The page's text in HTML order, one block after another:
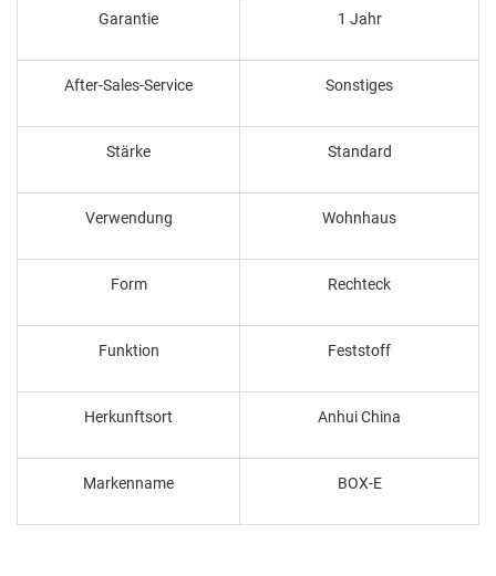
Garantie 1 Jahr
After-Sales-Service Sonstiges
Stärke Standard
Verwendung Wohnhaus
Form Rechteck
Funktion Feststoff
Herkunftsort Anhui China
Markenname BOX-E